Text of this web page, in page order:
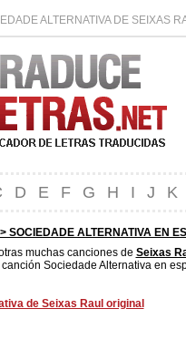
ALTERNATIVA DE SEIXAS
D E F G H I J K
SOCIEDADE ALTERNATIVA EN
muchas canciones de Seixas
Sociedade Alternativa en
de Seixas Raul original